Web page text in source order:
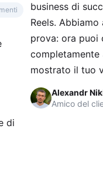
di
business di
Reels.
prova: ora puoi
completamente
mostrato il tuo
Alexandr
Amico del